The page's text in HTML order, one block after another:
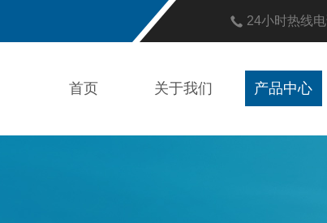
24小时热线电
首页 关于我们 产品中心